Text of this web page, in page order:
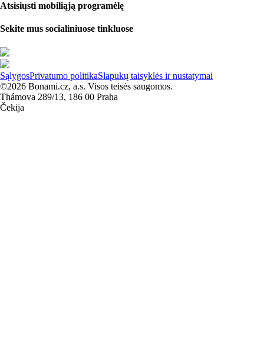
Atsisiųsti mobiliąją programėlę
Sekite mus socialiniuose tinkluose
SąlygosPrivatumo politikaSlapukų taisyklės ir nustatymai
©2026 Bonami.cz, a.s. Visos teisės saugomos.
Thámova 289/13, 186 00 Praha
Čekija